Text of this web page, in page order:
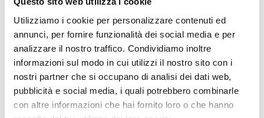
Utilizziamo i cookie per personalizzare contenuti ed
annunci, per fornire funzionalità dei social media e per
analizzare il nostro traffico. Condividiamo inoltre
informazioni sul modo in cui utilizzi il nostro sito con i
nostri partner che si occupano di analisi dei dati web,
pubblicità e social media, i quali potrebbero combinarle
con altre informazioni che hai fornito loro o che hanno
pace e riunirsi per sostenere e proteggere la
salute, la sicurezza, la dignità e le
opportunità di ogni persona.
In conclusione, il diritto alla verità è
riconosciuto come undiritto inalienabile e
autonomo, legato al dovere e all’obbligo dello